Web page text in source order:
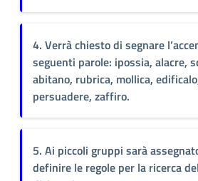
4. Verrà chiesto di segnare
seguenti parole: ipossia, alacre,
abitano, rubrica, mollica,
persuadere, zaffiro.
5. Ai piccoli gruppi sarà
definire le regole per la ricerca